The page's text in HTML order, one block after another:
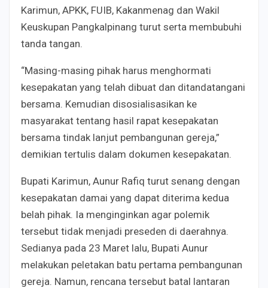
Karimun, APKK, FUIB, Kakanmenag dan Wakil
Keuskupan Pangkalpinang turut serta membubuhi
tanda tangan.
“Masing-masing pihak harus menghormati
kesepakatan yang telah dibuat dan ditandatangani
bersama. Kemudian disosialisasikan ke
masyarakat tentang hasil rapat kesepakatan
bersama tindak lanjut pembangunan gereja,”
demikian tertulis dalam dokumen kesepakatan.
Bupati Karimun, Aunur Rafiq turut senang dengan
kesepakatan damai yang dapat diterima kedua
belah pihak. Ia menginginkan agar polemik
tersebut tidak menjadi preseden di daerahnya.
Sedianya pada 23 Maret lalu, Bupati Aunur
melakukan peletakan batu pertama pembangunan
gereja. Namun, rencana tersebut batal lantaran